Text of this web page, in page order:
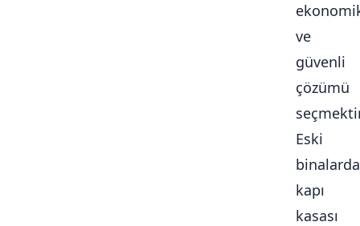
ve
güvenli
çözümü
Eski
binalarda
kapı
kasası